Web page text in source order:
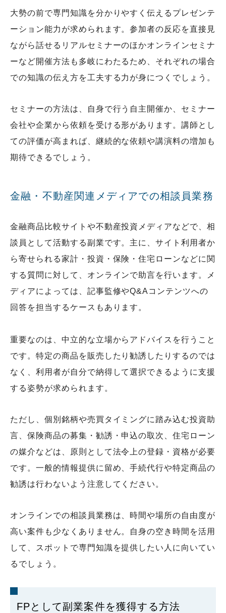
大勢の前で専門知識を分かりやすく伝えるプレゼンテ
ーション能力が求められます。参加者の反応を直接見
ながら話せるリアルセミナーのほかオンラインセミナ
ーなど開催方法も多岐にわたるため、それぞれの場合
での知識の伝え方を工夫する力が身につくでしょう。
セミナーの方法は、自身で行う自主開催か、セミナー
会社や企業から依頼を受ける形があります。講師とし
ての評価が高まれば、継続的な依頼や講演料の増加も
期待できるでしょう。
金融・不動産関連メディアでの相談員業務
金融商品比較サイトや不動産投資メディアなどで、相
談員として活動する副業です。主に、サイト利用者か
ら寄せられる家計・投資・保険・住宅ローンなどに関
する質問に対して、オンラインで助言を行います。メ
ディアによっては、記事監修やQ&Aコンテンツへの
回答を担当するケースもあります。
重要なのは、中立的な立場からアドバイスを行うこと
です。特定の商品を販売したり勧誘したりするのでは
なく、利用者が自分で納得して選択できるように支援
する姿勢が求められます。
ただし、個別銘柄や売買タイミングに踏み込む投資助
言、保険商品の募集・勧誘・申込の取次、住宅ローン
の媒介などは、原則として法令上の登録・資格が必要
です。一般的情報提供に留め、手続代行や特定商品の
勧誘は行わないよう注意してください。
オンラインでの相談員業務は、時間や場所の自由度が
高い案件も少なくありません。自身の空き時間を活用
して、スポットで専門知識を提供したい人に向いてい
るでしょう。
FPとして副業案件を獲得する方法